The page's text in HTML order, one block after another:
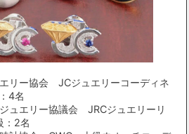
リー協会 JCジュエリーコーディネ
4名
ュエリー協議会 JRCジュエリーリ
：2名